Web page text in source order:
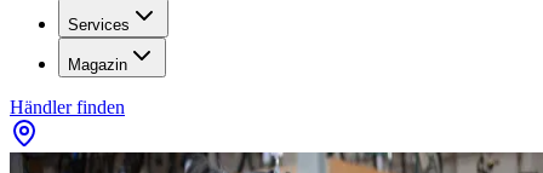
Services
Magazin
Händler finden